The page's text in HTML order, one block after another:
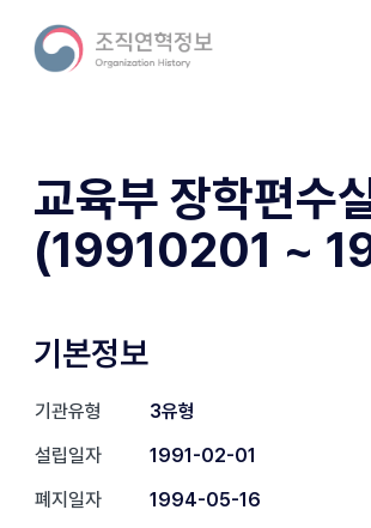
교육부 장학편수
(19910201 ~
기본정보
기관유형
3유형
설립일자
1991-02-01
폐지일자
1994-05-16